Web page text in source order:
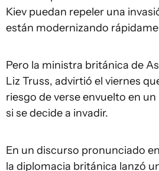
Kiev puedan repeler una
están modernizando
Pero la ministra británica de
Liz Truss, advirtió el viernes
riesgo de verse envuelto en
si se decide a invadir.
En un discurso pronunciado
la diplomacia británica lanzó